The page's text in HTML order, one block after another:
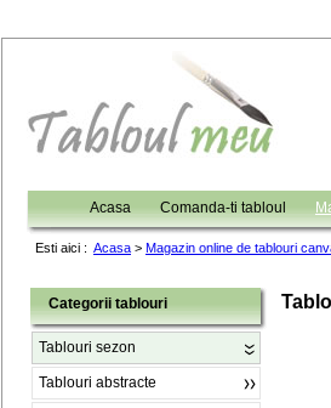
Acasa Comanda-ti tabloul
Esti aici : Acasa > Magazin online de tablouri
Categorii tablouri
Tablouri sezon
Tablouri abstracte